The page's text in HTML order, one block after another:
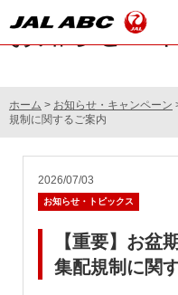
お知らせ・
ホーム > お知らせ・キャンペーン
規制に関するご案内
2026/07/03
お知らせ・トピックス
【重要】お盆
集配規制に関